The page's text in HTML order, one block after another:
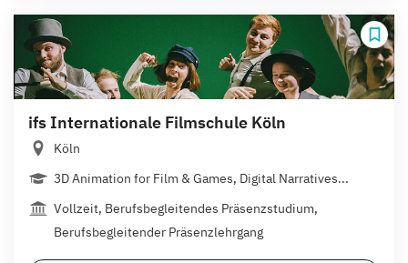
ifs Internationale Filmschule Köln
Köln
3D Animation for Film & Games, Digital Narratives...
Vollzeit, Berufsbegleitendes Präsenzstudium,
Berufsbegleitender Präsenzlehrgang